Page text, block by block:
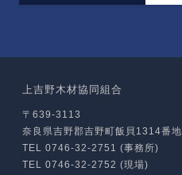
上吉野木材協同組合
〒639-3113
奈良県吉野郡吉野町飯貝1314番地
TEL 0746-32-2751 (事務所)
TEL 0746-32-2752 (現場)